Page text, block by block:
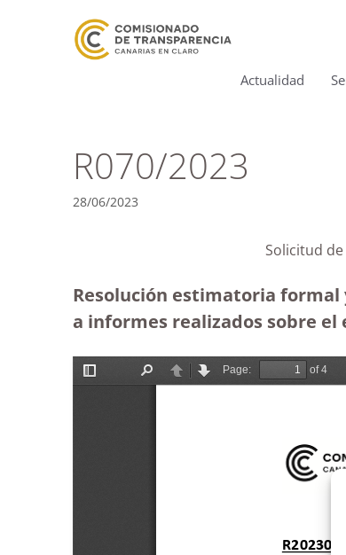
Actualidad
R070/2023
28/06/2023
Solicitud
Resolución estimatoria
a informes realizados sobre el